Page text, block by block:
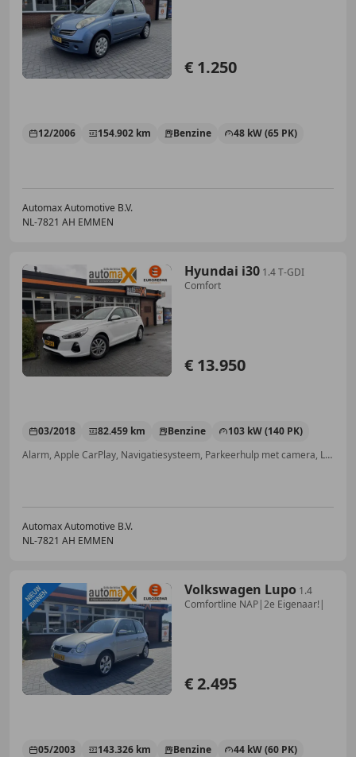
€ 1.250
12/2006 154.902 km Benzine 48 kW (65 PK)
Automax Automotive B.V.
NL-7821 AH EMMEN
Hyundai i30 1.4 T-GDI
Comfort
€ 13.950
03/2018 82.459 km Benzine
103 kW (140 PK)
Alarm, Apple CarPlay, Navigatiesysteem, Parkeerhulp met camera, LED verlichting, Lichtmetalen velgen, Lendensteun, Niet-rokers auto
Automax Automotive B.V.
NL-7821 AH EMMEN
Volkswagen Lupo 1.4
Comfortline NAP|2e Eigenaar!|
€ 2.495
05/2003 143.326 km Benzine 44 kW (60 PK)